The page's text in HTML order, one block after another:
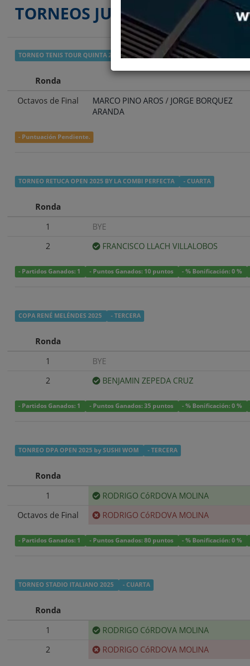
TORNEOS JUGADOS
TORNEO TENIS TOUR QUINTA 2026 - DOBLES CUARTA
Ronda
Octavos de Final
MARCO PINO AROS / JORGE BORQUEZ
ARANDA
- Puntuación Pendiente.
TORNEO RETUCA OPEN 2025 BY LA COMBI PERFECTA - CUARTA
Ronda
1
BYE
2 FRANCISCO LLACH VILLALOBOS
- Partidos Ganados: 1 - Puntos Ganados: 10 puntos - % Bonificación: 0 %
COPA RENÉ MELÉNDES 2025 - TERCERA
Ronda
1
BYE
2 BENJAMIN ZEPEDA CRUZ
- Partidos Ganados: 1 - Puntos Ganados: 35 puntos - % Bonificación: 0 %
TONREO DPA OPEN 2025 by SUSHI WOM - TERCERA
Ronda
1
RODRIGO CóRDOVA MOLINA
Octavos de Final RODRIGO CóRDOVA MOLINA
- Partidos Ganados: 1 - Puntos Ganados: 80 puntos - % Bonificación: 0 %
TORNEO STADIO ITALIANO 2025 - CUARTA
Ronda
1
RODRIGO CóRDOVA MOLINA
2 RODRIGO CóRDOVA MOLINA